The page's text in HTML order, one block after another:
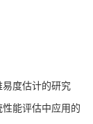
度估计的研究
能评估中应用的